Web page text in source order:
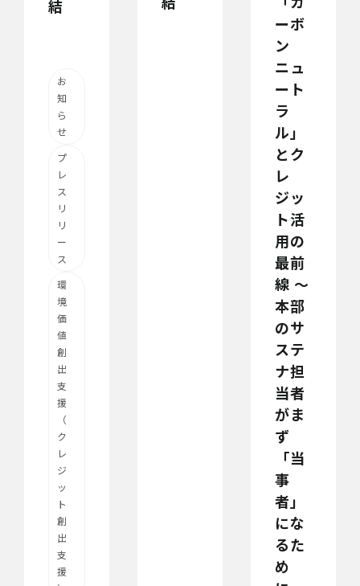
結
お
知
ら
せ
プ
レ
ス
リ
リ
ー
ス
環
境
価
値
創
出
支
援
（
ク
レ
ジ
ッ
ト
創
出
支
援
ーボ
ン
ニュ
ート
ラ
ル」
とク
レ
ジッ
ト活
用の
最前
線 〜
本部
のサ
ステ
ナ担
当者
がま
ず
「当
事
者」
にな
るた
め